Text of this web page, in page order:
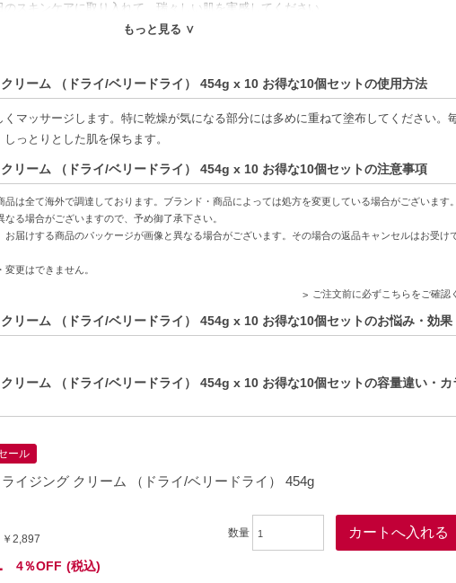
スキンケアに取り入れて、瑞々しい肌を実感してください。
り浸透し、肌をしっとり保湿。
えて、利便性が高い。
もっと見る ∨
リーム （ドライ/ベリードライ） 454g x 10 お得な10個セットの使用方法
マッサージします。特に乾燥が気になる部分には多めに重ねて塗布してください。
っとりとした肌を保ちます。
リーム （ドライ/ベリードライ） 454g x 10 お得な10個セットの注意事項
は全て海外で調達しております。ブランド・商品によっては処方を変更している場合がございます
る場合がございますので、予め御了承下さい。
届けする商品のパッケージが画像と異なる場合がございます。その場合の返品キャンセルはお受け
更はできません。
ご注文前に必ずこちらをご確認
リーム （ドライ/ベリードライ） 454g x 10 お得な10個セットのお悩み・効果
リーム （ドライ/ベリードライ） 454g x 10 お得な10個セットの容量違い・カ
ール
イジング クリーム （ドライ/ベリードライ） 454g
2,897
4％OFF (税込)
数量